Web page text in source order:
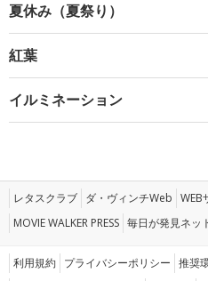
夏休み（夏祭り）
紅葉
イルミネーション
レタスクラブ ダ・ヴィンチWeb WEB
MOVIE WALKER PRESS 毎日が発見ネッ
利用規約 プライバシーポリシー 推奨